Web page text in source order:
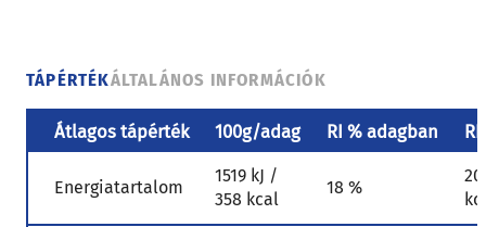
TÁPÉRTÉKÁLTALÁNOS INFORMÁCIÓK
Átlagos tápérték 100g/adag RI % adagban
Energiatartalom
1519 kJ /
358 kcal
18 %